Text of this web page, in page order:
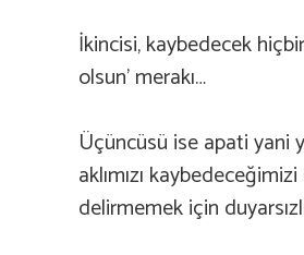
İkincisi, kaybedecek
olsun’ merakı…
Üçüncüsü ise apati yani
aklımızı
delirmemek için